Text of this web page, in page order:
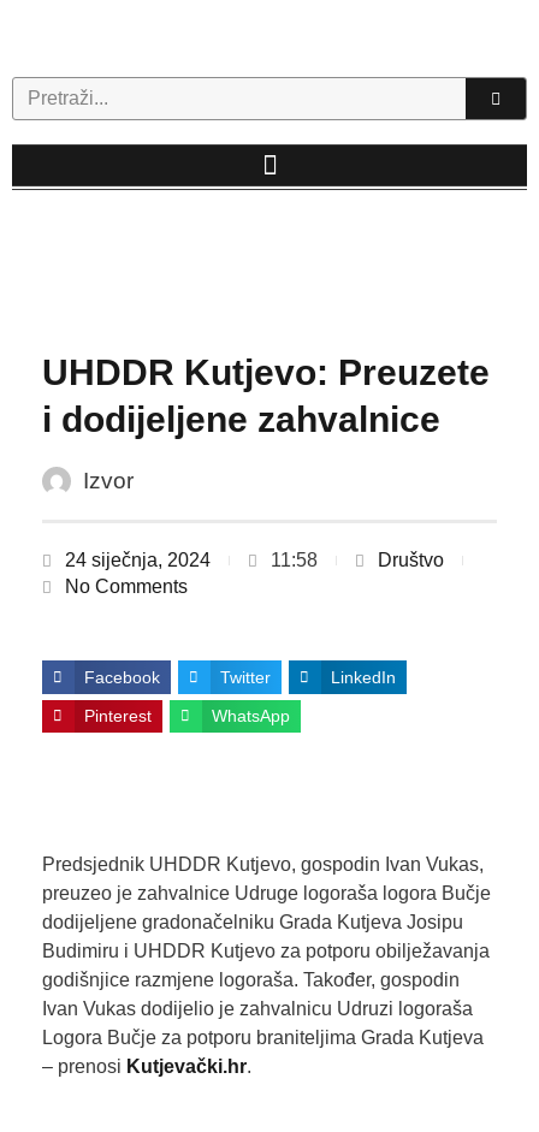
Search
UHDDR Kutjevo: Preuzete
i dodijeljene zahvalnice
Izvor
24 siječnja, 2024 11:58
Društvo
No Comments
Facebook Twitter LinkedIn
Pinterest WhatsApp
Predsjednik UHDDR Kutjevo, gospodin Ivan Vukas,
preuzeo je zahvalnice Udruge logoraša logora Bučje
dodijeljene gradonačelniku Grada Kutjeva Josipu
Budimiru i UHDDR Kutjevo za potporu obilježavanja
godišnjice razmjene logoraša. Također, gospodin
Ivan Vukas dodijelio je zahvalnicu Udruzi logoraša
Logora Bučje za potporu braniteljima Grada Kutjeva
– prenosi Kutjevački.hr.